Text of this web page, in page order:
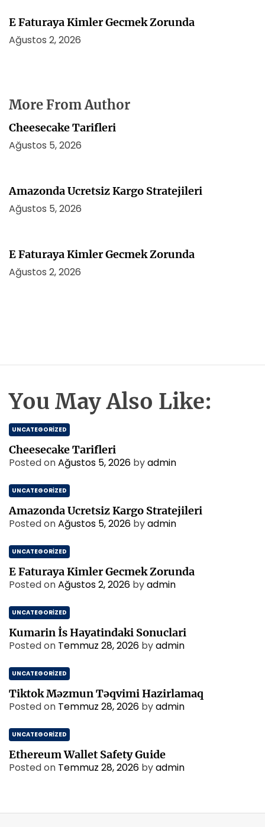
E Faturaya Kimler Gecmek Zorunda
Ağustos 2, 2026
More From Author
Cheesecake Tarifleri
Ağustos 5, 2026
Amazonda Ucretsiz Kargo Stratejileri
Ağustos 5, 2026
E Faturaya Kimler Gecmek Zorunda
Ağustos 2, 2026
You May Also Like:
UNCATEGORIZED
Cheesecake Tarifleri
Posted onAğustos 5, 2026 byadmin
UNCATEGORIZED
Amazonda Ucretsiz Kargo Stratejileri
Posted onAğustos 5, 2026 byadmin
UNCATEGORIZED
E Faturaya Kimler Gecmek Zorunda
Posted onAğustos 2, 2026 byadmin
UNCATEGORIZED
Kumarin İs Hayatindaki Sonuclari
Posted on Temmuz 28, 2026 byadmin
UNCATEGORIZED
Tiktok Məzmun Təqvimi Hazirlamaq
Posted on Temmuz 28, 2026 byadmin
UNCATEGORIZED
Ethereum Wallet Safety Guide
Posted on Temmuz 28, 2026 byadmin